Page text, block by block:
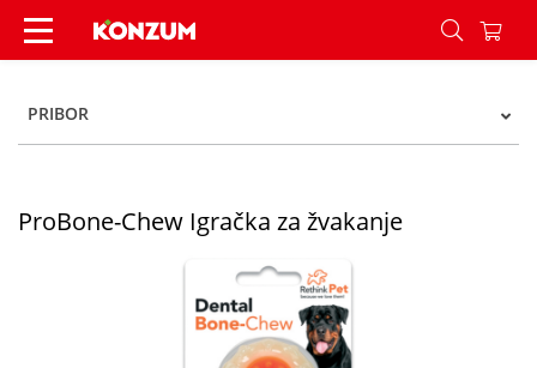
ProBone-Chew Igračka za žvakanje - Konzum
PRIBOR
ProBone-Chew Igračka za žvakanje